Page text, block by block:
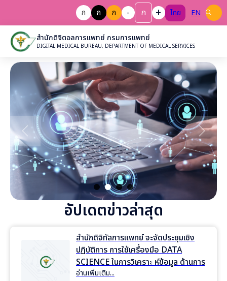
ก ก ก - ก + ไทย EN
สำนักดิจิตอลการแพทย์ กรมการแพทย์
DIGITAL MEDICAL BUREAU, DEPARTMENT OF MEDICAL SERVICES
อัปเดตข่าวล่าสุด
สำนักดิจิทัลการแพทย์ จะจัดประชุมเชิง
ปฏิบัติการ การใช้เครื่องมือ DATA
SCIENCE ในการวิเคราะ ห์ข้อมูล ด้านการ
แพทย์และสุขภาพ ครั้งที่ 4
อ่านเพิ่มเติม...